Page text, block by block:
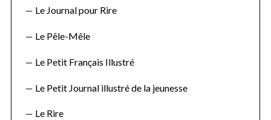
Le Journal pour Rire
Le Pêle-Mêle
Le Petit Français Illustré
Le Petit Journal illustré de la jeunesse
Le Rire